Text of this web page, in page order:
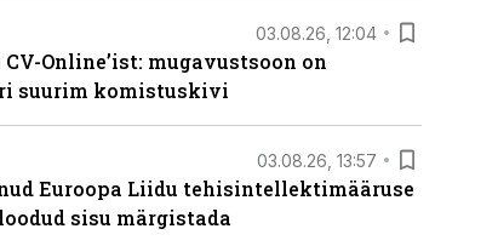
03.08.26, 12:04
Online’ist: mugavustsoon on
suurim komistuskivi
03.08.26, 13:57
Euroopa Liidu tehisintellektimääruse
sisu märgistada